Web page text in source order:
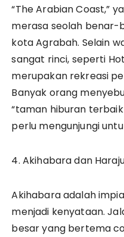
“The Arabian Coast,”
merasa seolah benar-
kota Agrabah. Selain
sangat rinci, seperti
merupakan rekreasi
Banyak orang
“taman hiburan
perlu mengunjungi
4. Akihabara dan
Akihabara adalah
menjadi kenyataan.
besar yang bertema